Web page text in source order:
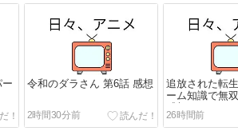
令和のダラさん 第6話 感想
2時間30分前
追放された転
ーム知識で無
感想
26時間前